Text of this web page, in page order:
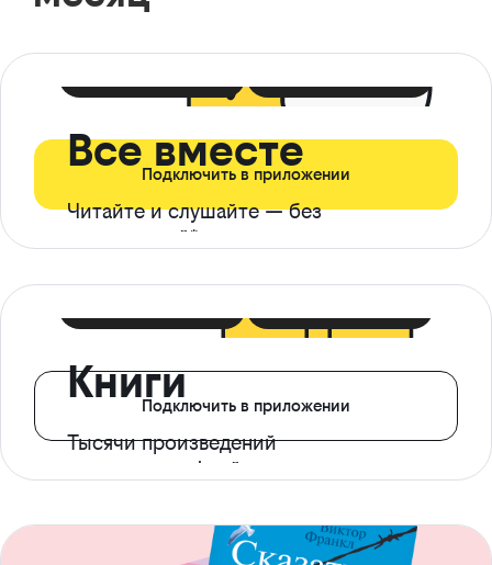
Все вместе
Читайте и слушайте — без
ограничений*
Подключить в приложении
Книги
Тысячи произведений
с доступом офлайн
Подключить в приложении